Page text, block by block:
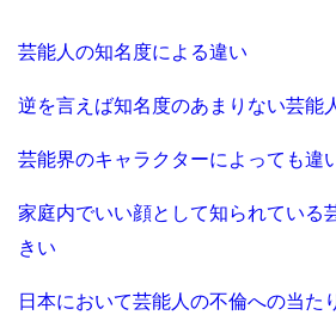
芸能人の知名度による違い
逆を言えば知名度のあまりない芸能
芸能界のキャラクターによっても違
家庭内でいい顔として知られている
きい
日本において芸能人の不倫への当た